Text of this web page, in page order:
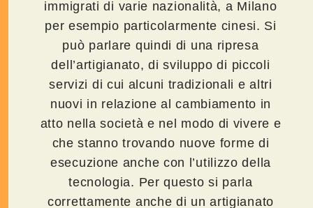
immigrati di varie nazionalità, a Milano
per esempio particolarmente cinesi. Si
può parlare quindi di una ripresa
dell’artigianato, di sviluppo di piccoli
servizi di cui alcuni tradizionali e altri
nuovi in relazione al cambiamento in
atto nella società e nel modo di vivere e
che stanno trovando nuove forme di
esecuzione anche con l’utilizzo della
tecnologia. Per questo si parla
correttamente anche di un artigianato